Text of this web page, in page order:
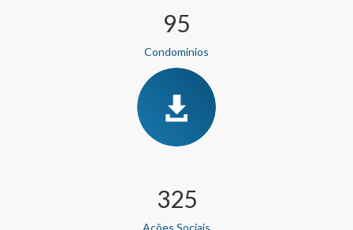
106
Condomínios
366
Ações Sociais